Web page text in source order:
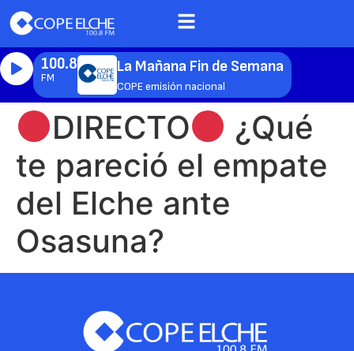
100.8
FM
La Mañana Fin de Semana
COPE emisión nacional
DIRECTO
¿Qué
te pareció el empate
del Elche ante
Osasuna?